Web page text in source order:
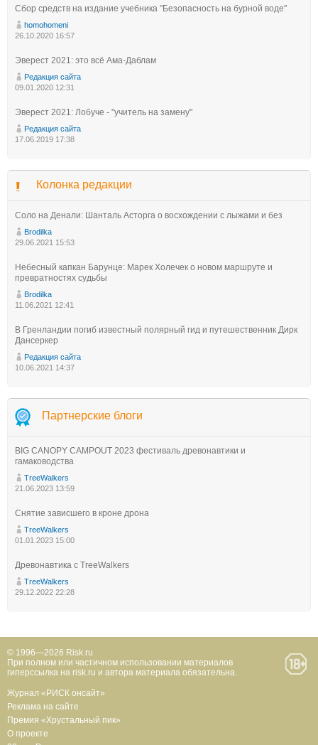
Сбор средств на издание учебника "Безопасность на бурной воде"
homohomeni
26.10.2020 16:57
Эверест 2021: это всё Ама-Даблам
Редакция сайта
09.01.2020 12:31
Эверест 2021: Лобуче - "учитель на замену"
Редакция сайта
17.06.2019 17:38
Колонка редакции
Соло на Денали: Шанталь Асторга о восхождении с лыжами и без
Brodilka
29.06.2021 15:53
Небесный капкан Барунце: Марек Холечек о новом маршруте и
превратностях судьбы
Brodilka
11.06.2021 12:41
В Гренландии погиб известный полярный гид и путешественник Дирк
Дансеркер
Редакция сайта
10.06.2021 14:37
Партнерские блоги
BIG CANOPY CAMPOUT 2023 фестиваль древонавтики и
гамаководства
TreeWalkers
21.06.2023 13:59
Снятие зависшего в кроне дрона
TreeWalkers
01.01.2023 15:00
Древонавтика с TreeWalkers
TreeWalkers
29.12.2022 22:28
© 1996—2026 Risk.ru
При полном или частичном использовании материалов
гиперссылка на risk.ru и автора материала обязательна.
Журнал «РИСК онсайт»
Реклама на сайте
Премия «Хрустальный пик»
О проекте